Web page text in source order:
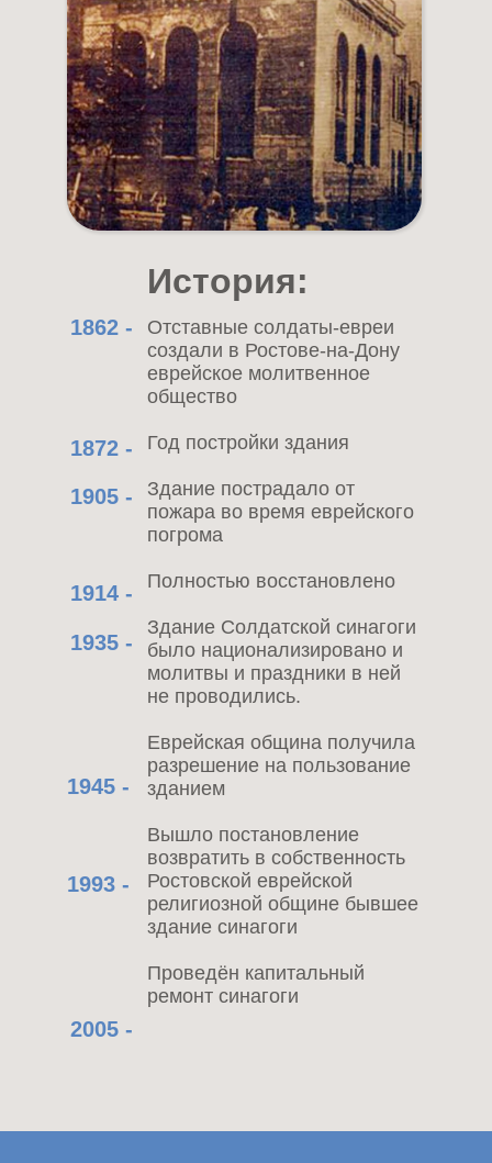
История:
Отставные солдаты-евреи
создали в Ростове-на-Дону
еврейское молитвенное
общество
Год постройки здания
Здание пострадало от
пожара во время еврейского
погрома
Полностью восстановлено
Здание Солдатской синагоги
было национализировано и
молитвы и праздники в ней
не проводились.
Еврейская община получила
разрешение на пользование
зданием
Вышло постановление
возвратить в собственность
Ростовской еврейской
религиозной общине бывшее
здание синагоги
Проведён капитальный
ремонт синагоги
1862 -
1872 -
1905 -
1935 -
1945 -
1993 -
2005 -
1914 -